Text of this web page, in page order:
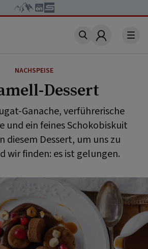
Account
NACHSPEISE
Dessert
Ganache, verführerische
und ein feines Schokobiskuit
diesem Dessert, um uns zu
wir finden: es ist gelungen.